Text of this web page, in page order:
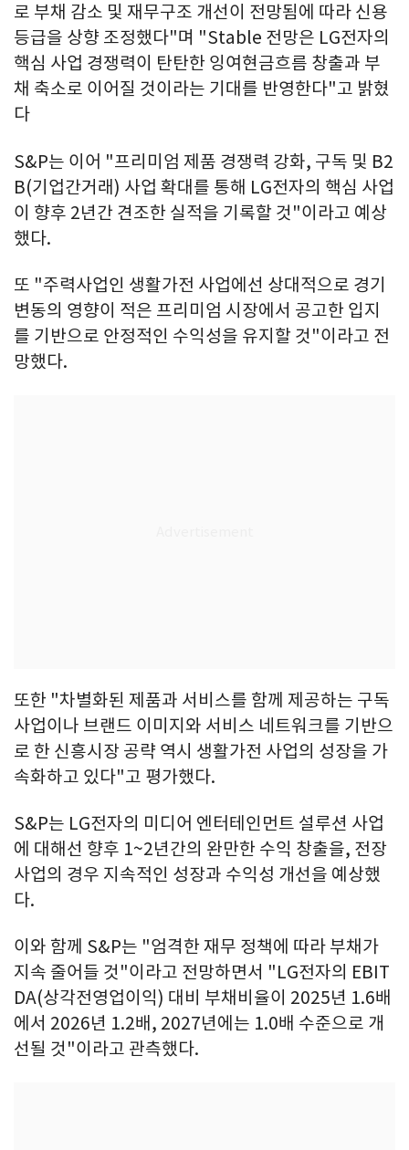
로 부채 감소 및 재무구조 개선이 전망됨에 따라 신용
등급을 상향 조정했다"며 "Stable 전망은 LG전자의
핵심 사업 경쟁력이 탄탄한 잉여현금흐름 창출과 부
채 축소로 이어질 것이라는 기대를 반영한다"고 밝혔
다
S&P는 이어 "프리미엄 제품 경쟁력 강화, 구독 및 B2
B(기업간거래) 사업 확대를 통해 LG전자의 핵심 사업
이 향후 2년간 견조한 실적을 기록할 것"이라고 예상
했다.
또 "주력사업인 생활가전 사업에선 상대적으로 경기
변동의 영향이 적은 프리미엄 시장에서 공고한 입지
를 기반으로 안정적인 수익성을 유지할 것"이라고 전
망했다.
또한 "차별화된 제품과 서비스를 함께 제공하는 구독
사업이나 브랜드 이미지와 서비스 네트워크를 기반으
로 한 신흥시장 공략 역시 생활가전 사업의 성장을 가
속화하고 있다"고 평가했다.
S&P는 LG전자의 미디어 엔터테인먼트 설루션 사업
에 대해선 향후 1~2년간의 완만한 수익 창출을, 전장
사업의 경우 지속적인 성장과 수익성 개선을 예상했
다.
이와 함께 S&P는 "엄격한 재무 정책에 따라 부채가
지속 줄어들 것"이라고 전망하면서 "LG전자의 EBIT
DA(상각전영업이익) 대비 부채비율이 2025년 1.6배
에서 2026년 1.2배, 2027년에는 1.0배 수준으로 개
선될 것"이라고 관측했다.